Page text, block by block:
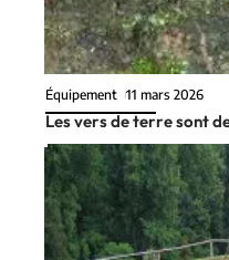
Équipement 11 mars 2026
Les vers de terre sont